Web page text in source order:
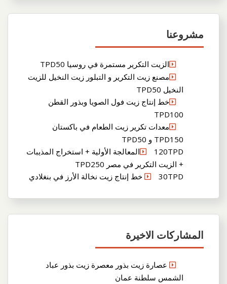
مشروعنا
الزيت التكرير مستمرة في روسيا TPD50
مصنع زيت التكرير و التبلور زيت النخيل للزيت
النخيل TPD50
خط إنتاج زيت فول الصويا وبذور القطن
TPD100
معدات تكرير زيت الطعام في باكستان
TPD150 و TPD50
120TPDالمعالجة الأولية + استخراج المذيبات
+ الزيت التكرير في مصر TPD250
30TPD خط إنتاج زيت نخالة الأرز في بنغلادي
المشاركات الاخيرة
عصارة زيت بذور معصرة زيت بذور عباد
الشمس سلطنة عمان